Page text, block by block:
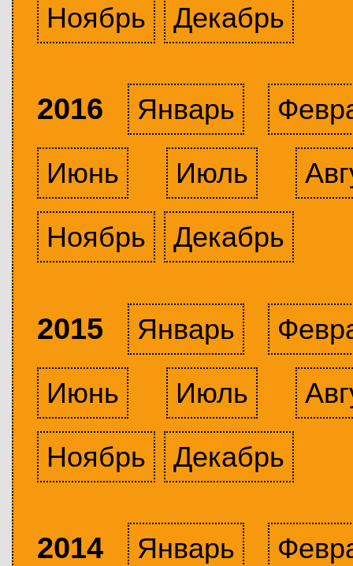
Ноябрь
Декабрь
2016 Январь
Июнь
Июль
Ноябрь
Декабрь
2015 Январь
Июнь
Июль
Ноябрь
Декабрь
2014 Январь